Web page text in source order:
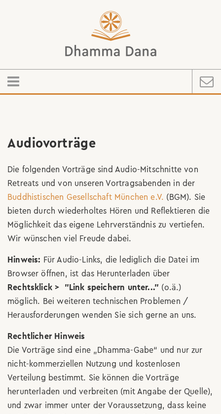
Audiovorträge
Die folgenden Vorträge sind Audio-Mitschnitte von
Retreats und von unseren Vortragsabenden in der
Buddhistischen Gesellschaft München e.V. (BGM). Sie
bieten durch wiederholtes Hören und Reflektieren die
Möglichkeit das eigene Lehrverständnis zu vertiefen.
Wir wünschen viel Freude dabei.
Hinweis: Für Audio-Links, die lediglich die Datei im
Browser öffnen, ist das Herunterladen über
Rechtsklick > "Link speichern unter..." (o.ä.)
möglich. Bei weiteren technischen Problemen /
Herausforderungen wenden Sie sich gerne an uns.
Rechtlicher Hinweis
Die Vorträge sind eine „Dhamma-Gabe“ und nur zur
nicht-kommerziellen Nutzung und kostenlosen
Verteilung bestimmt. Sie können die Vorträge
herunterladen und verbreiten (mit Angabe der Quelle),
und zwar immer unter der Voraussetzung, dass keine